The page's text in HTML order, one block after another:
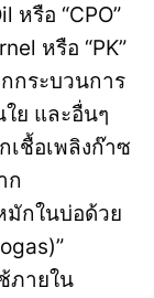
หรือ “CPO”
หรือ “PK”
กระบวนการ
ย และอื่นๆ
ชื้อเพลิงก๊าซ
ก
กในบ่อด้วย
ภายใน